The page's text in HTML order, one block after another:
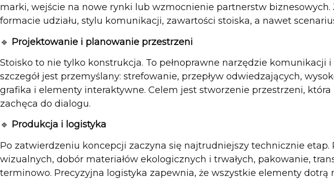
marki, wejście na nowe rynki lub wzmocnienie partnerstw biznesowych.
formacie udziału, stylu komunikacji, zawartości stoiska, a nawet
🔹 Projektowanie i planowanie przestrzeni
Stoisko to nie tylko konstrukcja. To pełnoprawne narzędzie komunikacji
szczegół jest przemyślany: strefowanie, przepływ odwiedzających,
grafika i elementy interaktywne. Celem jest stworzenie przestrzeni,
zachęca do dialogu.
🔹 Produkcja i logistyka
Po zatwierdzeniu koncepcji zaczyna się najtrudniejszy technicznie
wizualnych, dobór materiałów ekologicznych i trwałych, pakowanie,
terminowo. Precyzyjna logistyka zapewnia, że wszystkie elementy dotrą